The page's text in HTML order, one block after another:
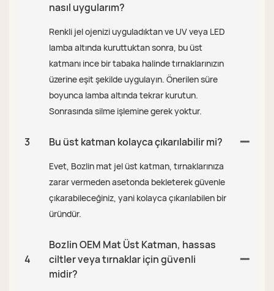
nasıl uygularım?
Renkli jel ojenizi uyguladıktan ve UV veya LED
lamba altında kuruttuktan sonra, bu üst
katmanı ince bir tabaka halinde tırnaklarınızın
üzerine eşit şekilde uygulayın. Önerilen süre
boyunca lamba altında tekrar kurutun.
Sonrasında silme işlemine gerek yoktur.
3 Bu üst katman kolayca çıkarılabilir mi?
Evet, Bozlin mat jel üst katman, tırnaklarınıza
zarar vermeden asetonda bekleterek güvenle
çıkarabileceğiniz, yani kolayca çıkarılabilen bir
üründür.
4
Bozlin OEM Mat Üst Katman, hassas
ciltler veya tırnaklar için güvenli
midir?